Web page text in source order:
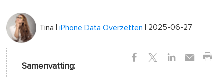
Tina |iPhone Data Overzetten | 2025-06-27
Samenvatting: